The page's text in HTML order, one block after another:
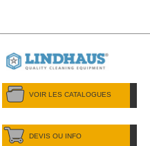
VOIR LES CATALOGUES
DEVIS OU INFO